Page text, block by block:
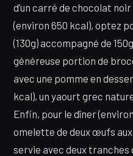
d’un carré de chocolat
(environ 650 kcal), optez
(130g) accompagné de
généreuse portion de
avec une pomme en
kcal), un yaourt grec
Enfin, pour le dîner
omelette de deux œufs
servie avec deux